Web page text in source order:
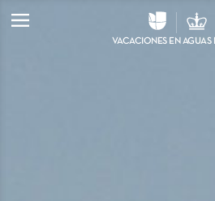
VACACIONES EN AGUAS